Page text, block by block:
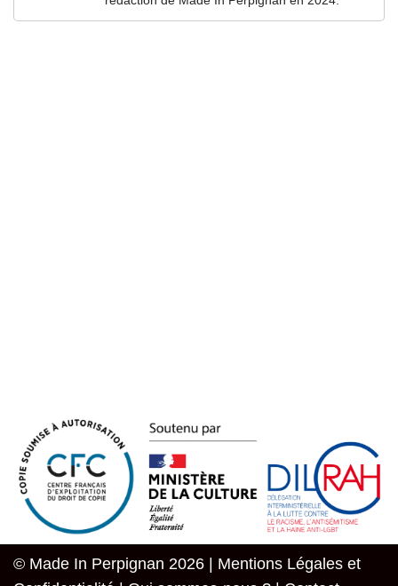
© Made In Perpignan 2026 | Mentions Légales et